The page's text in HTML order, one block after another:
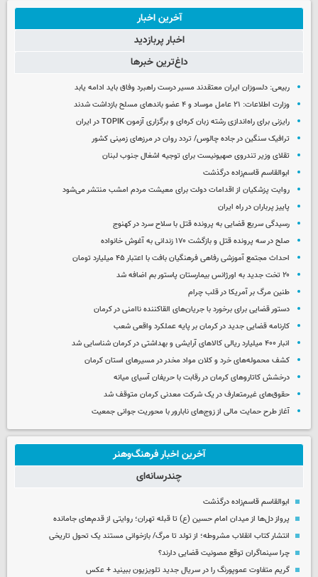
آخرین اخبار
اخبار پربازدید
داغ‌ترین خبرها
ربیعی: دلسوزان ایران معتقدند مسیر درست راهبرد وفاق باید ادامه یابد
وزارت اطلاعات: ۲۱ عامل موساد و ۴ عضو باندهای مسلح بازداشت شدند
رایزنی برای راه‌اندازی رشته زبان کره‌ای و برگزاری آزمون TOPIK در ایران
ترافیک سنگین در جاده چالوس/ تردد روان در مرزهای زمینی کشور
تقلای وزیر تندروی صهیونیست برای توجیه اشغال جنوب لبنان
ابوالقاسم قاسم‌زاده درگذشت
روایت پزشکیان از اقدامات دولت برای معیشت مردم امشب منتشر می‌شود
پاییز پرباران در راه ایران
رسیدگی سریع قضایی به پرونده قتل با سلاح سرد در کهنوج
صلح در سه پرونده قتل و بازگشت ۱۷۰ زندانی به آغوش خانواده
احداث مجتمع آموزشی رفاهی فرهنگیان بافت با اعتبار ۴۵ میلیارد تومان
۲۰ تخت جدید به اورژانس بیمارستان پاستور بم اضافه شد
طنین مرگ بر آمریکا در قلب چرام
دستور قضایی برای برخورد با جریان‌های القاکننده ناامنی در کرمان
کارنامه قضایی جدید در کرمان بر پایه عملکرد واقعی شعب
انبار ۴۰۰ میلیارد ریالی کالاهای آرایشی و بهداشتی در کرمان شناسایی شد
کشف محموله‌های خرد و کلان مواد مخدر در مسیرهای استان کرمان
درخشش کاتاروهای کرمان در رقابت با حریفان آسیای میانه
حقوق‌های غیرمتعارف در یک شرکت معدنی کرمان متوقف شد
آغاز طرح حمایت مالی از زوج‌های نابارور با محوریت جوانی جمعیت
آخرین اخبار فرهنگ‌وهنر
چندرسانه‌ای
ابوالقاسم قاسم‌زاده درگذشت
پرواز دل‌ها از میدان امام حسین (ع) تا قبله تهران؛ روایتی از قدم‌های جامانده
انتشار کتاب انقلاب مشروطه؛ از تولد تا مرگ/ بازخوانی مستند یک تحول تاریخی
چرا سینماگران توقع مصونیت قضایی دارند؟
گریم متفاوت عموپورنگ را در سریال جدید تلویزیون ببینید + عکس